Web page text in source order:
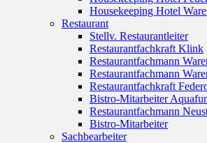
Housekeeping Hotel
Restaurant
Stellv. Restaurantleiter
Restaurantfachkraft Klink
Restaurantfachmann
Restaurantfachmann
Restaurantfachkraft
Bistro-Mitarbeiter
Restaurantfachmann
Bistro-Mitarbeiter
Sachbearbeiter